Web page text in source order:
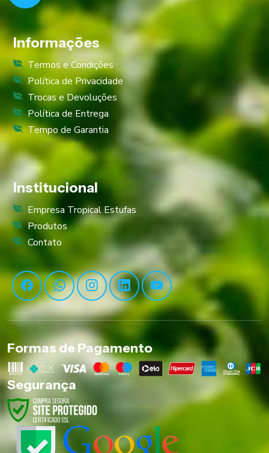
Informações
Termos e Condições
Política de Privacidade
Trocas e Devoluções
Política de Entrega
Tempo de Garantia
Institucional
Empresa Tropical Estufas
Produtos
Contato
Formas de Pagamento
Segurança